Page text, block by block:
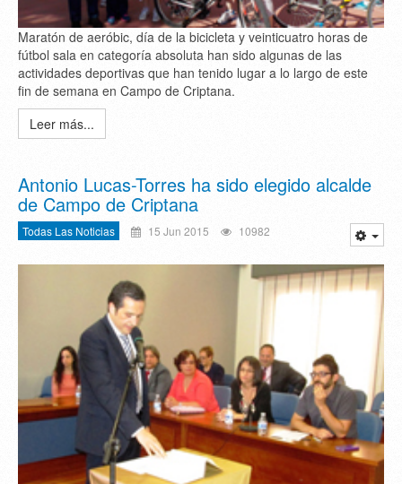
Maratón de aeróbic, día de la bicicleta y veinticuatro horas de
fútbol sala en categoría absoluta han sido algunas de las
actividades deportivas que han tenido lugar a lo largo de este
fin de semana en Campo de Criptana.
Leer más...
Antonio Lucas-Torres ha sido elegido alcalde
de Campo de Criptana
Todas Las Noticias 15 Jun 2015 10982